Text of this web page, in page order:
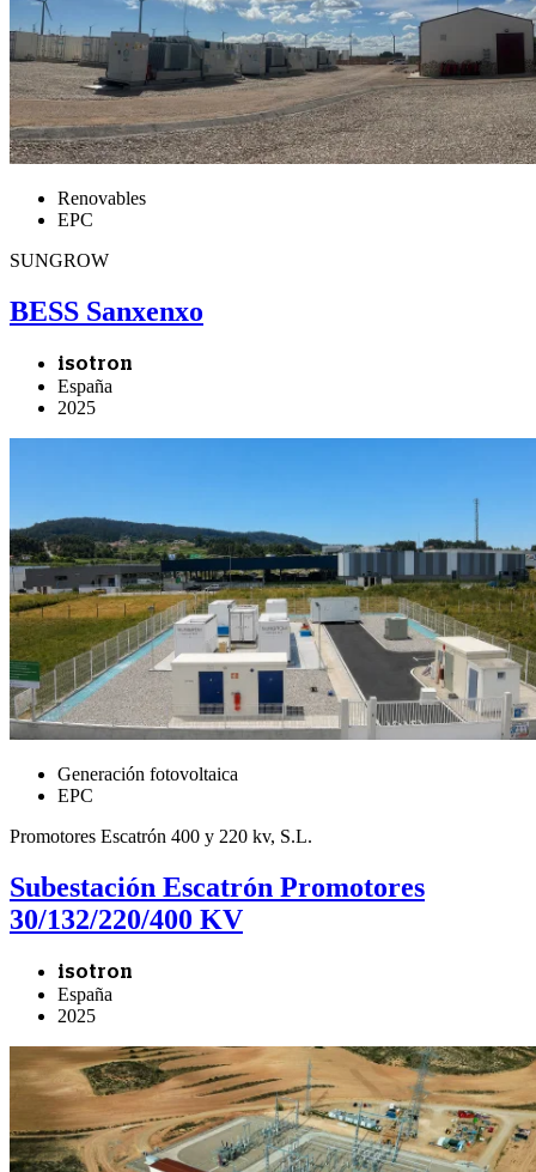
Renovables
EPC
SUNGROW
BESS Sanxenxo
isotron
España
2025
Generación fotovoltaica
EPC
Promotores Escatrón 400 y 220 kv, S.L.
Subestación Escatrón Promotores
30/132/220/400 KV
isotron
España
2025